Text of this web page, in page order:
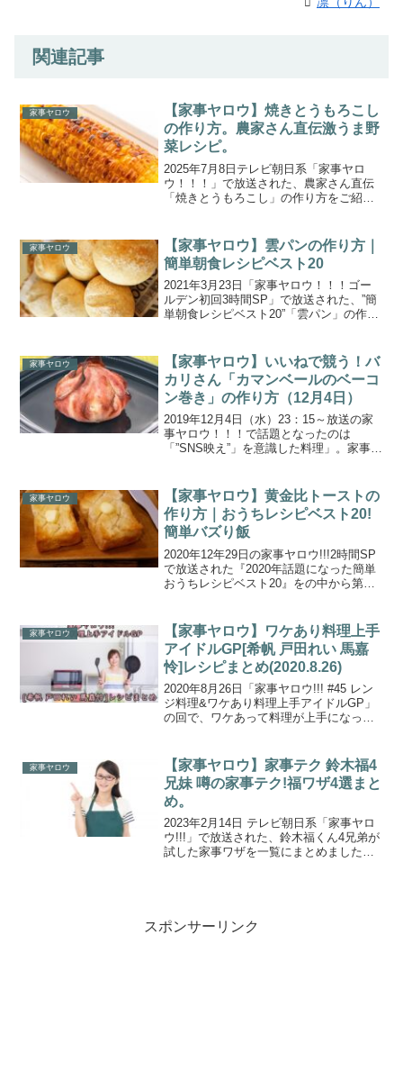
関連記事
家事ヤロウ
【家事ヤロウ】焼きとうもろこし
の作り方。農家さん直伝激うま野
菜レシピ。
2025年7月8日テレビ朝日系「家事ヤロ
ウ！！！」で放送された、農家さん直伝
「焼きとうもろこし」の作り方をご紹介
調査して驚きランキングを大発表！玉ね
ぎVSなすVSト...
家事ヤロウ
【家事ヤロウ】雲パンの作り方｜
簡単朝食レシピベスト20
2021年3月23日「家事ヤロウ！！！ゴー
ルデン初回3時間SP」で放送された、”簡
単朝食レシピベスト20”「雲パン」の作り
食にピッタリの料理を作りまくる！黒木
瞳さんと作...
家事ヤロウ
【家事ヤロウ】いいねで競う！バ
カリさん「カマンベールのベーコ
ン巻き」の作り方（12月4日）
2019年12月4日（水）23：15～放送の家
事ヤロウ！！！で話題となったのは
「”SNS映え”」を意識した料理」。家事ヤ
す。こちらでは、バカリズムさんが作っ
た、簡単！S...
家事ヤロウ
【家事ヤロウ】黄金比トーストの
作り方｜おうちレシピベスト20!
簡単バズり飯
2020年12年29日の家事ヤロウ!!!2時間SP
で放送された『2020年話題になった簡単
おうちレシピベスト20』をの中から第１
で大反響の炊き込みご飯”や”即席めんア...
家事ヤロウ
【家事ヤロウ】ワケあり料理上手
アイドルGP[希帆 戸田れい 馬嘉
怜]レシピまとめ(2020.8.26)
2020年8月26日「家事ヤロウ!!! #45 レン
ジ料理&ワケあり料理上手アイドルGP」
の回で、ワケあって料理が上手になって
ランプリ』を開催！・仕事がなくなって
アルバ...
家事ヤロウ
【家事ヤロウ】家事テク 鈴木福4
兄妹 噂の家事テク!福ワザ4選まと
め。
2023年2月14日 テレビ朝日系「家事ヤロ
ウ!!!」で放送された、鈴木福くん4兄弟が
試した家事ワザを一覧にまとめましたの
スポンサーリンク